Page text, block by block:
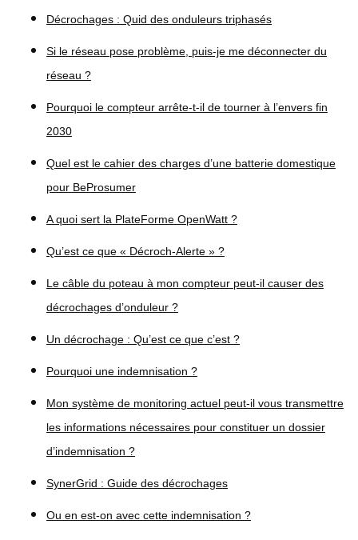
Décrochages : Quid des onduleurs triphasés
Si le réseau pose problème, puis-je me déconnecter du
réseau ?
Pourquoi le compteur arrête-t-il de tourner à l’envers fin
2030
Quel est le cahier des charges d’une batterie domestique
pour BeProsumer
A quoi sert la PlateForme OpenWatt ?
Qu’est ce que « Décroch-Alerte » ?
Le câble du poteau à mon compteur peut-il causer des
décrochages d’onduleur ?
Un décrochage : Qu’est ce que c’est ?
Pourquoi une indemnisation ?
Mon système de monitoring actuel peut-il vous transmettre
les informations nécessaires pour constituer un dossier
d’indemnisation ?
SynerGrid : Guide des décrochages
Ou en est-on avec cette indemnisation ?